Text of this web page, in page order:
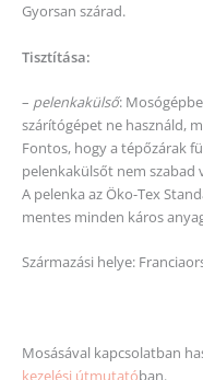
Gyorsan szárad.
Tisztítása:
– pelenkakülső:
szárítógépet ne használd,
Fontos, hogy a tépőzárak
pelenkakülsőt nem szabad
A pelenka az Öko-Tex
mentes minden káros
Származási helye:
Mosásával kapcsolatban
kezelési útmutatóban.